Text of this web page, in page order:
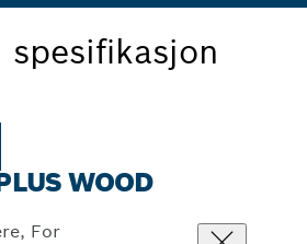
spesifikasjon
WOOD
For